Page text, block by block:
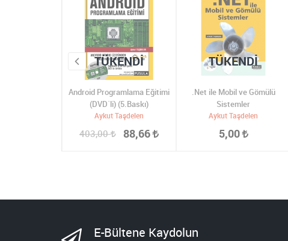
Android Programlama Eğitimi
(DVD´li) (5.Baskı)
Aykut Taşdelen
403,00 88,66
TÜKENDI
.Net ile Mobil ve Gömülü
Sistemler
Aykut Taşdelen
5,00
TÜKENDI
E-Bültene Kaydolun